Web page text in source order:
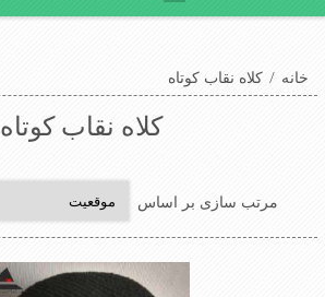
خانه / کلاه نقاب کوتاه
کلاه نقاب کوتاه
مرتب سازی بر اساس